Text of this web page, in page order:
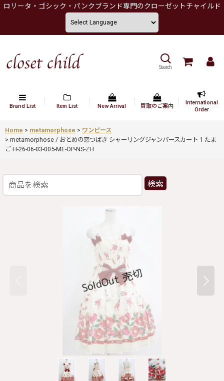
ロリータ・ゴシック・パンクブランド専門のクローゼットチャイルド
Search
Brand List Item List New Arrival 買取のご案内
International
Order
Home > metamorphose > ワンピース
> metamorphose / おとめの恋つばき シャーリングジャンパースカート 1 たま
ご H-26-06-03-005-ME-OP-NS-ZH
検索